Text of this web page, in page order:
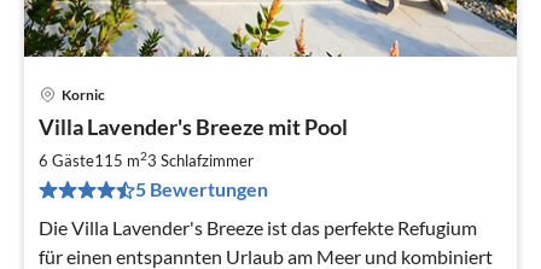
Kornic
Villa Lavender's Breeze mit Pool
6 Gäste115 m23 Schlafzimmer
5 Bewertungen
Die Villa Lavender's Breeze ist das perfekte Refugium
für einen entspannten Urlaub am Meer und kombiniert